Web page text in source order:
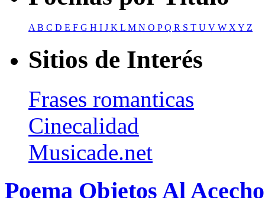
A B C D E F G H I J K L M N O PQ R S T U V W X Y Z
Sitios de Interés
Frases romanticas
Cinecalidad
Musicade.net
Poema Objetos Al